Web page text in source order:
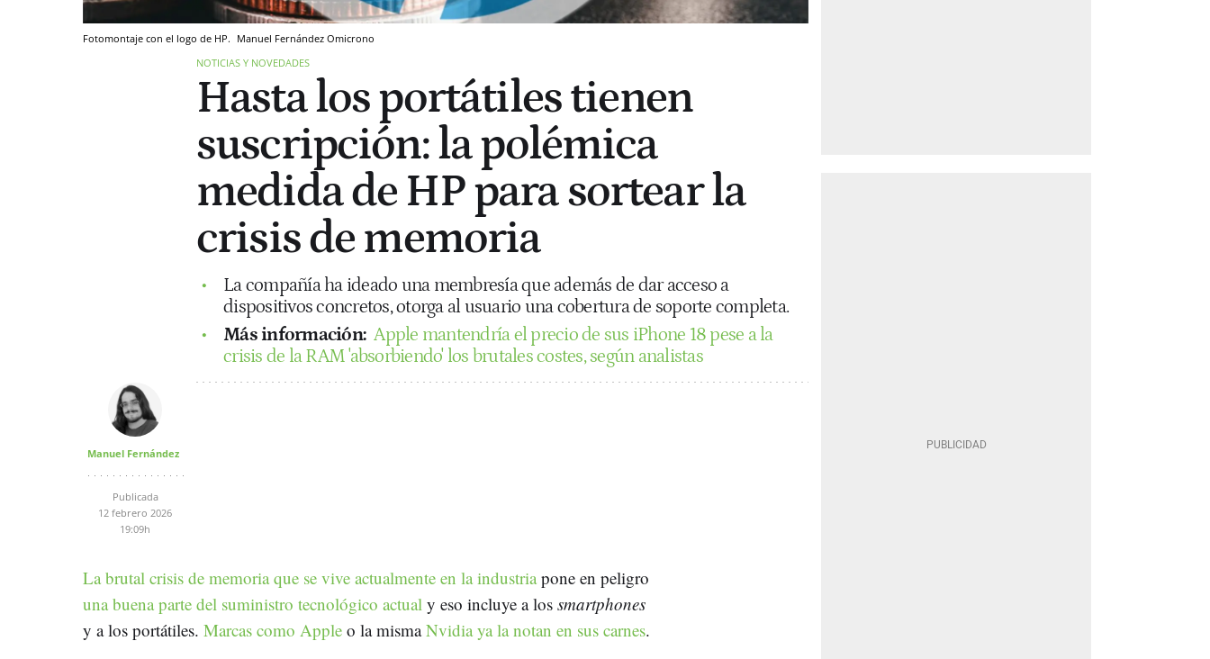
Fotomontaje con el logo de HP. Manuel Fernández Omicrono
NOTICIAS Y NOVEDADES
Hasta los portátiles tienen
suscripción: la polémica
medida de HP para sortear la
crisis de memoria
La compañía ha ideado una membresía que además de dar acceso a
dispositivos concretos, otorga al usuario una cobertura de soporte completa.
Más información: Apple mantendría el precio de sus iPhone 18 pese a la
crisis de la RAM 'absorbiendo' los brutales costes, según analistas
Manuel Fernández
Publicada
12 febrero 2026
19:09h
La brutal crisis de memoria que se vive actualmente en la industriapone en peligro
una buena parte del suministro tecnológico actual y eso incluye a los smartphones
y a los portátiles. Marcas como Apple o la mismaNvidia ya la notan en sus carnes.